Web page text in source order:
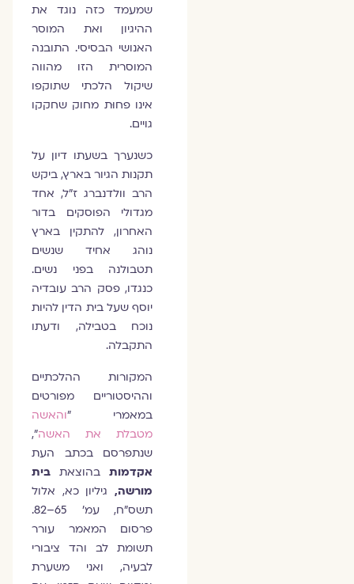
שמעמד כזה נוגד את
ההיגיון ואת המוסר
האנושי הבסיסי. התובנה
המוסרית הזו מהווה
שיקול הלכתי שתוקפו
אינו פחוּת מחוק שחקקו
גויים.
כשנערך בשעתו דיון על
תקנות הגיור בארץ, ביקש
הרב וולדנברג ז"ל, אחד
מגדולי הפוסקים בדור
האחרון, להתקין בארץ
נוהג אחיד שנשים
תטבולנה בפני נשים.
כנגדו, פסק הרב עובדיה
יוסף שעל בית הדין להיות
נוכח בטבילה, ודעתו
התקבלה.
המקורות ההלכתיים
וההיסטוריים מפורטים
במאמרי "
והאשה
מטבלת את האשה",
שנתפרסם בכתב העת
אקדמות בהוצאתבית
מורשה,גיליון כא, אלול
תשס"ח, עמ' 65–82.
פרסום המאמר עורר
תשומת לב והד ציבורי
לבעיה, ואני משערת